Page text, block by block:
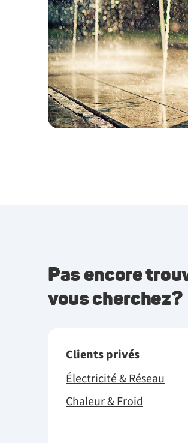
Pas encore
vous cherchez?
Clients privés
Électricité & Réseau
Chaleur & Froid